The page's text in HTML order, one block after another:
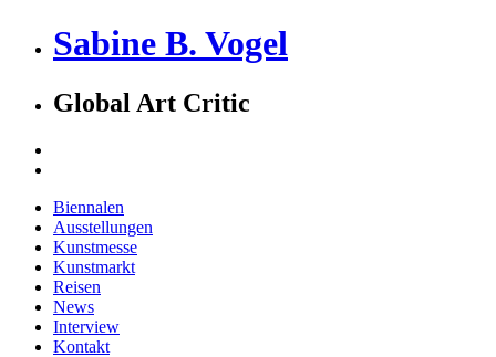
Sabine B. Vogel
Global Art Critic
Biennalen
Ausstellungen
Kunstmesse
Kunstmarkt
Reisen
News
Interview
Kontakt